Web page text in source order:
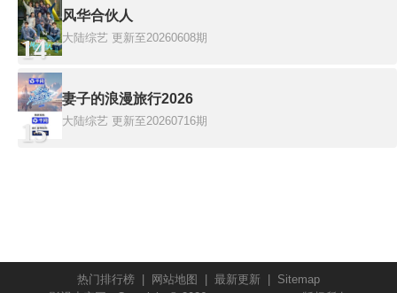
14
风华合伙人
大陆综艺 更新至20260608期
15
妻子的浪漫旅行2026
大陆综艺 更新至20260716期
热门排行榜 网站地图 最新更新
Sitemap